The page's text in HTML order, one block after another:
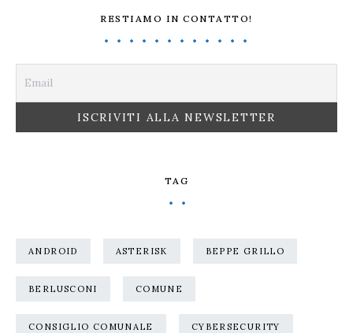
RESTIAMO IN CONTATTO!
TAG
ANDROID ASTERISK BEPPE GRILLO
BERLUSCONI COMUNE
CONSIGLIO COMUNALE CYBERSECURITY